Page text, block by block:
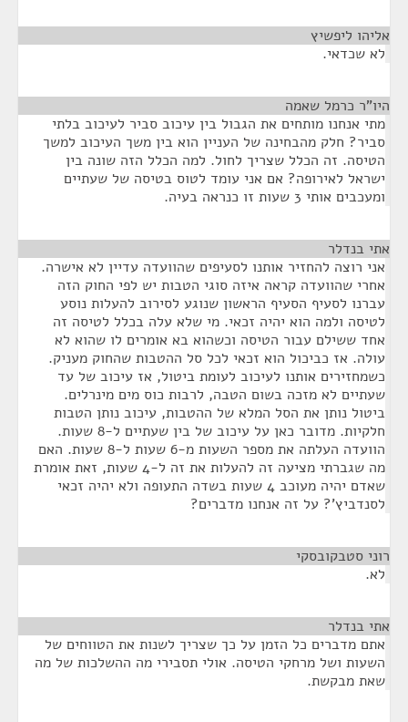
אליהו ליפשיץ
לא שכדאי.
היו"ר כרמל שאמה
מתי אנחנו מותחים את הגבול בין עיכוב סביר לעיכוב בלתי
סביר? חלק מהבחינה של העניין הוא בין משך העיכוב למשך
הטיסה. זה הכלל שצריך לחול. למה הכלל הזה שונה בין
ישראל לאירופה? אם אני עומד לטוס בטיסה של שעתיים
ומעכבים אותי 3 שעות זו כנראה בעיה.
אתי בנדלר
אני רוצה להחזיר אותנו לסעיפים שהוועדה עדיין לא אישרה.
אחרי שהוועדה קראה איזה סוגי הטבות יש לפי החוק הזה
עברנו לסעיף הסעיף הראשון שנוגע לסירוב להעלות נוסע
לטיסה ולמה הוא יהיה זכאי. מי שלא עלה בכלל לטיסה זה
אחד ששילם עבור הטיסה וכשהוא בא אומרים לו שהוא לא
עולה. אז כביכול הוא זכאי לכל סל ההטבות שהחוק מעניק.
כשמחזירים אותנו לעיכוב לעומת ביטול, אז עיכוב של עד
שעתיים לא מזכה בשום הטבה, לרבות כוס מים מינרלים.
ביטול נותן את הסל המלא של ההטבות, עיכוב נותן הטבות
חלקיות. מדובר כאן על עיכוב של בין שעתיים ל-8 שעות.
הוועדה העלתה את מספר השעות מ-6 שעות ל-8 שעות. האם
מה שגברתי מציעה זה להעלות את זה ל-4 שעות, זאת אומרת
שאדם יהיה מעוכב 4 שעות בשדה התעופה ולא יהיה זכאי
לסנדביץ'? על זה אנחנו מדברים?
רוני סטבקובסקי
לא.
אתי בנדלר
אתם מדברים כל הזמן על כך שצריך לשנות את הטווחים של
השעות ושל מרחקי הטיסה. אולי תסבירי מה ההשלכות של מה
שאת מבקשת.